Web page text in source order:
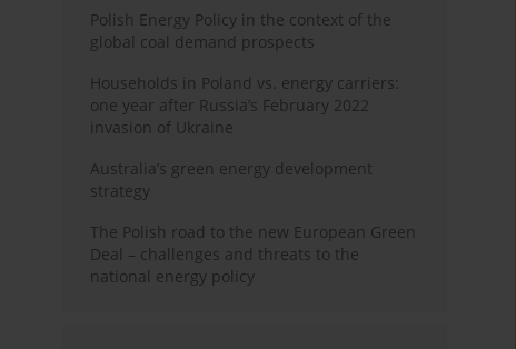
Polish Energy Policy in the context of the
global coal demand prospects
Households in Poland vs. energy carriers:
one year after Russia’s February 2022
invasion of Ukraine
Australia’s green energy development
strategy
The Polish road to the new European Green
Deal – challenges and threats to the
national energy policy